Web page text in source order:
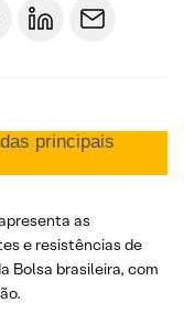
principais
as
e resistências de
Bolsa brasileira, com